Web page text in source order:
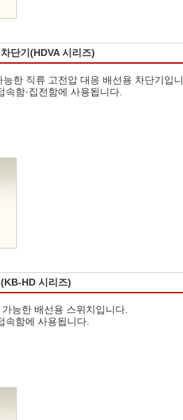
단기(HDVA 시리즈)
한 직류 고전압 대응 배선용 차단기입니
함·집전함에 사용됩니다.
HD 시리즈)
능한 배선용 스위치입니다.
속함에 사용됩니다.